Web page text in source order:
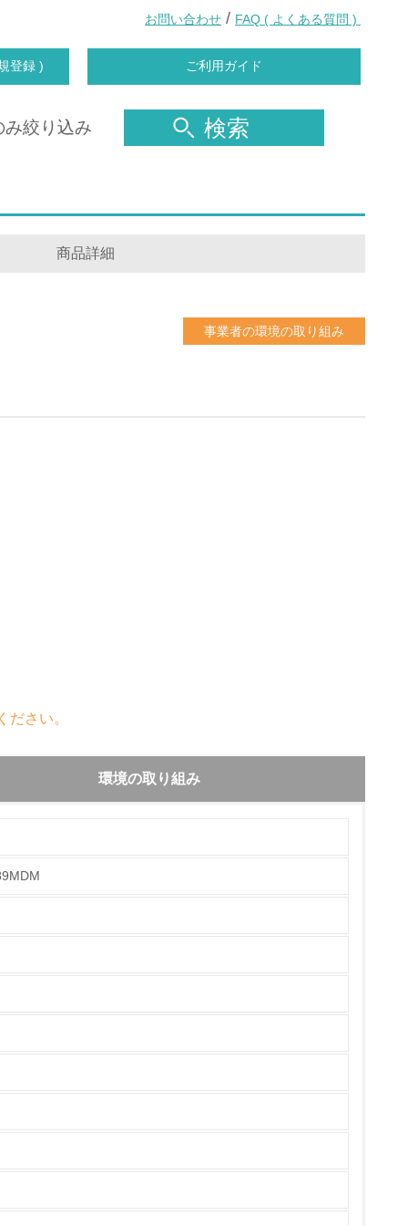
お問い合わせ / FAQ ( よくある質問 )
登録 ) ご利用ガイド
み絞り込み 検索
商品詳細
事業者の環境の取り組み
さい。
環境の取り組み